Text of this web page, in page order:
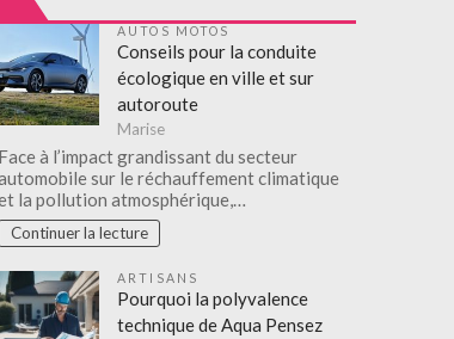
AUTOS MOTOS
Conseils pour la conduite
écologique en ville et sur
autoroute
Marise
Face à l’impact grandissant du secteur
sur le réchauffement climatique
la pollution atmosphérique,…
Continuer la lecture
ARTISANS
Pourquoi la polyvalence
technique de Aqua Pensez